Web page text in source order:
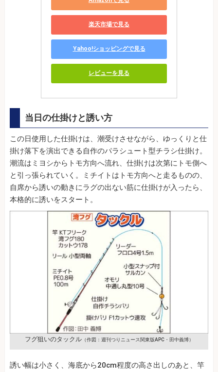
楽天市場で見る
Yahoo!ショッピングで見る
レビューを見る
当日の仕掛けと誘い方
この日使用した仕掛けは、潮受けさせながら、ゆっくりと仕
掛け落下を演出できる自作のパラシュート型チラシ仕掛け。
潮流はミヨシからトモ方向へ流れ、仕掛けは次第にトモ側へ
と引っ張られていく。ミチイトはトモ方向へと走るものの、
自席から誘いの動きにラグの出ない筋に仕掛けが入ったら、
本格的に誘いをスタート。
フグ狙いのタックル（作図：週刊つりニュース関東版APC・田中義博）
誘い幅は小さく、海底から20cm程度の高さ出しのあと、竿